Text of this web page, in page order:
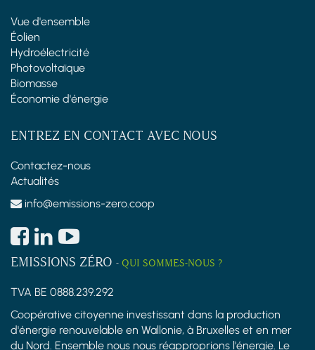
Vue d'ensemble
Éolien
Hydroélectricité
Photovoltaïque
Biomasse
Économie d'énergie
ENTREZ EN CONTACT AVEC NOUS
Contactez-nous
Actualités
info@emissions-zero.coop
EMISSIONS ZÉRO - QUI SOMMES-NOUS ?
TVA BE 0888.239.292
Coopérative citoyenne investissant dans la production
d'énergie renouvelable en Wallonie, à Bruxelles et en mer
du Nord. Ensemble nous nous réapproprions l'énergie. Le